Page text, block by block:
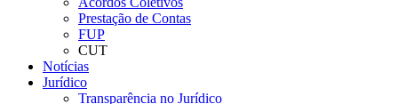
Prestação de Contas
FUP
CUT
Notícias
Jurídico
Transparência no Jurídico